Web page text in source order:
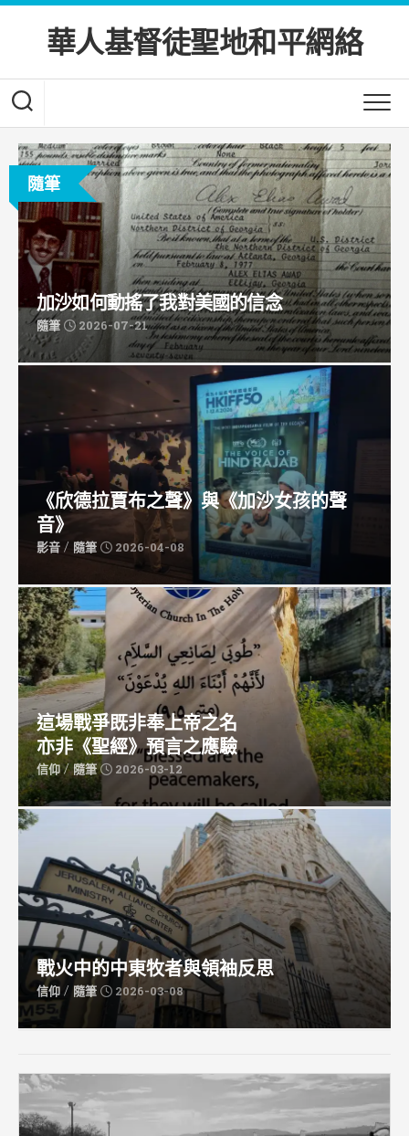
Skip
content華人基督徒聖地和平網絡
加沙如何動搖了我對美國的信念
隨筆 2026-07-21
《欣德拉賈布之聲》與《加沙女孩的聲
音》
影音 / 隨筆 2026-04-08
這場戰爭既非奉上帝之名
亦非《聖經》預言之應驗
信仰/隨筆 2026-03-12
戰火中的中東牧者與領袖反思
信仰 / 隨筆 2026-03-08
隨筆